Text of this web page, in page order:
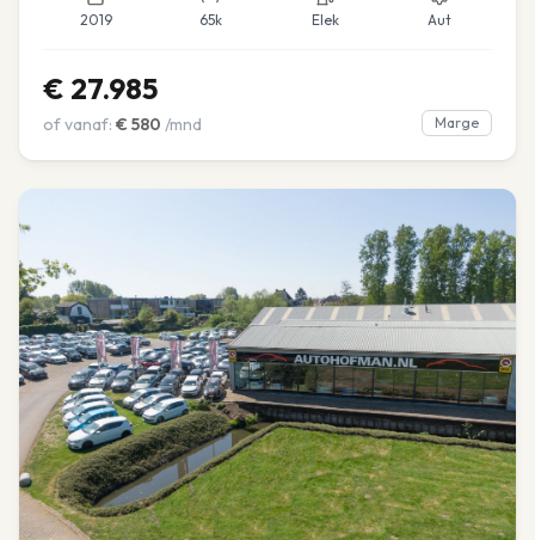
2019 65k Elek Aut
€ 27.985
of vanaf: € 580 /mnd Marge